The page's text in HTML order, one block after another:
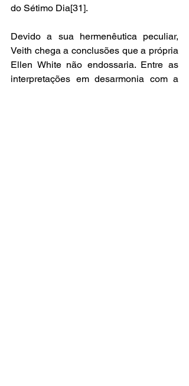
do Sétimo Dia[31].
Devido a sua hermenêutica peculiar,
Veith chega a conclusões que a própria
Ellen White não endossaria. Entre as
interpretações em desarmonia com a